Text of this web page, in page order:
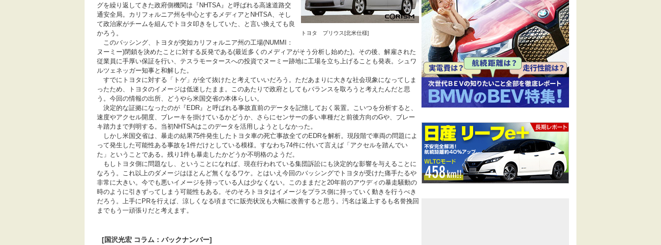
トヨタ プリウス[北米仕様]
グを繰り返してきた政府側機関は『NHTSA』と呼ばれる高速道路交
通安全局。カリフォルニア州を中心とするメディアとNHTSA、そし
て政治家がチームを組んでトヨタ叩きをしていた、と言い換えても良
かろう。
このバッシング、トヨタが突如カリフォルニア州の工場(NUMMI：
ヌーミー)閉鎖を決めたことに対する反発である(最近多くのメディアがそう分析し始めた)。その後、解雇された
従業員に手厚い保証を行い、テスラモータースへの投資でヌーミー跡地に工場を立ち上げることも発表。シュワ
ルツェネッガー知事と和解した。
すでにトヨタに対する「トゲ」が全て抜けたと考えていいだろう。ただあまりに大きな社会現象になってしま
ったため、トヨタのイメージは低迷したまま。このあたりで政府としてもバランスを取ろうと考えたんだと思
う。今回の情報の出所、どうやら米国交省の本体らしい。
決定的な証拠になったのが『EDR』と呼ばれる事故直前のデータを記憶しておく装置。こいつを分析すると、
速度やアクセル開度、ブレーキを掛けているかどうか、さらにセンサーの多い車種だと前後方向のGや、ブレー
キ踏力まで判明する。当初NHTSAはこのデータを活用しようとしなかった。
しかし米国交省は、暴走の結果75件発生したトヨタ車の死亡事故全てのEDRを解析。現段階で車両の問題によ
って発生した可能性ある事故を1件だけとしている模様。すなわち74件に付いて言えば「アクセルを踏んでい
た」ということである。残り1件も暴走したかどうか不明格のようだ。
もしトヨタ側に問題なし、ということになれば、現在行われている集団訴訟にも決定的な影響を与えることに
なろう。これ以上のダメージはほとんど無くなるワケ。とはいえ今回のバッシングでトヨタが受けた痛手たるや
非常に大きい。今でも悪いイメージを持っている人は少なくない。このままだと20年前のアウディの暴走騒動の
時のように引きずってしまう可能性もある。そのそろトヨタはイメージをプラス側に持っていく動きを行うべき
だろう。上手にPRを行えば、涼しくなる頃までに販売状況も大幅に改善すると思う。汚名は返上するも名誉挽回
までもう一頑張りだと考えます。
[国沢光宏 コラム：バックナンバー]